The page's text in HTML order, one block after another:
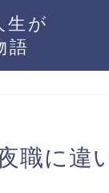
生が
語
職に違